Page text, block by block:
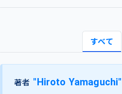
すべて
著者 "Hiroto Yamaguchi"